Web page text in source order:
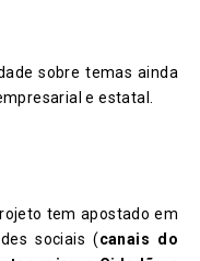
sobre temas ainda
e estatal.
tem apostado em
sociais (canais do